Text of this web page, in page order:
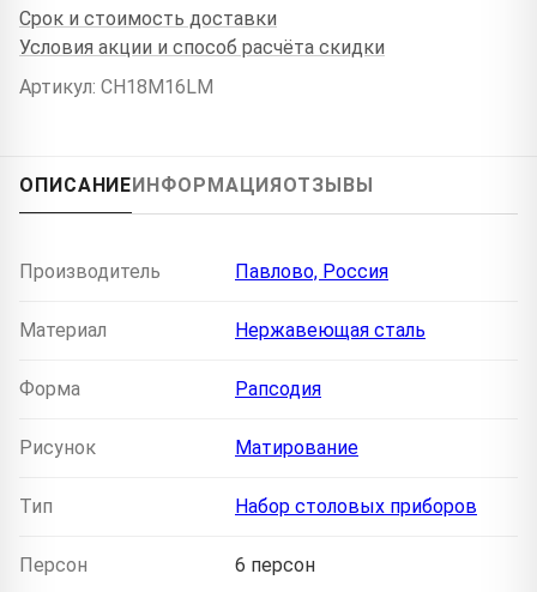
Срок и стоимость доставки
Условия акции и способ расчёта скидки
Артикул: CH18M16LM
ОПИСАНИЕ ИНФОРМАЦИЯ ОТЗЫВЫ
Производитель Павлово, Россия
Материал Нержавеющая сталь
Форма Рапсодия
Рисунок Матирование
Тип Набор столовых приборов
Персон 6 персон